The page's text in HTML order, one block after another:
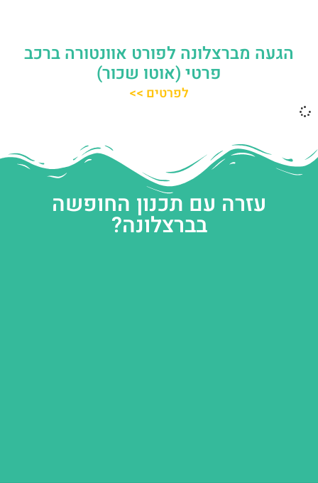
הגעה מברצלונה לפורט אוונטורה ברכב
פרטי (אוטו שכור)
לפרטים >>
עזרה עם תכנון החופשה
בברצלונה?